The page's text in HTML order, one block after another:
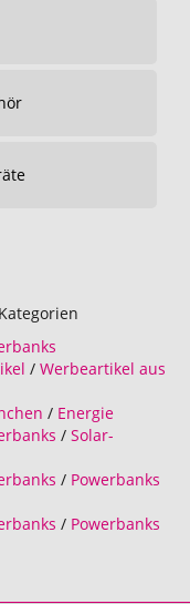
/ Werbeartikel aus
/ Energie
/ Solar-
/ Powerbanks
/ Powerbanks